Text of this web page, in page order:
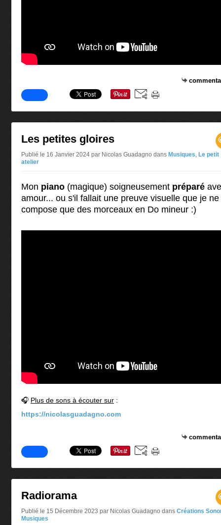
Les petites gloires
Publié le 16 Janvier 2024 par Nicolas Guadagno dans Musiques, Le petit
atelier
Mon piano (magique) soigneusement préparé
amour... ou s'il fallait une preuve visuelle que je ne
compose que des morceaux en Do mineur :)
🎧 Plus de sons à écouter sur :
https://nicolasguadagno.com
Radiorama
Publié le 15 Décembre 2023 par Nicolas Guadagno dans Créations
Musiques